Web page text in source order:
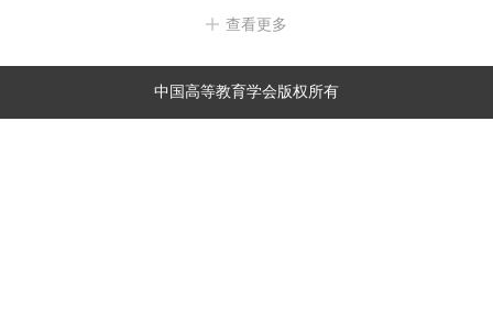
查看更多
中国高等教育学会版权所有